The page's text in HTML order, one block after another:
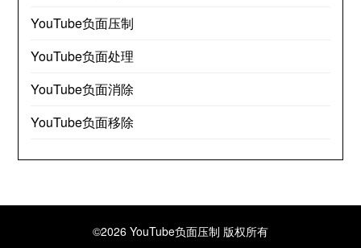
YouTube负面压制
YouTube负面处理
YouTube负面消除
YouTube负面移除
©2026 YouTube负面压制 版权所有